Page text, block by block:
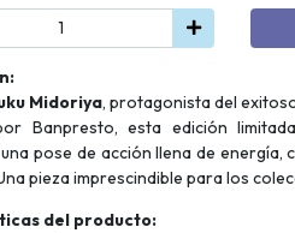
Midoriya, protagonista del
Banpresto, esta edición
pose de acción llena de energía,
pieza imprescindible para los
del producto: